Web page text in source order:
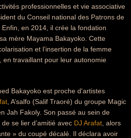
professionnelles et vie associative
du Conseil national des Patrons de
Enfin, en 2014, il crée la fondation
mère Mayama Bakayoko. Cette
et l’insertion de la femme
en travaillant pour leur autonomie
Bakayoko est proche d'artistes
, A’salfo (Salif Traoré) du groupe Magic
Jah Fakoly. Son passé au sein de
se lier d’amitié avec DJ Arafat , alors
» du coupé décalé. Il déclara avoir